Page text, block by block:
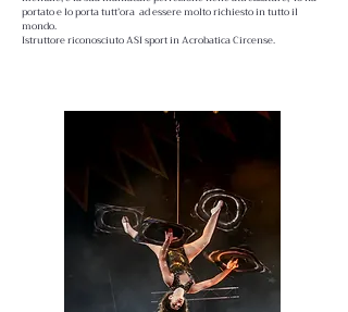
portato e lo porta tutt’ora ad essere molto richiesto in tutto il
mondo.
Istruttore riconosciuto ASI sport in Acrobatica Circense.